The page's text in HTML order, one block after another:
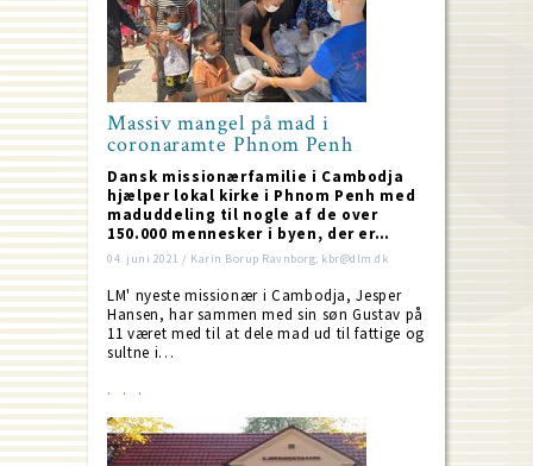
Massiv mangel på mad i
coronaramte Phnom Penh
Dansk missionærfamilie i Cambodja
hjælper lokal kirke i Phnom Penh med
maduddeling til nogle af de over
150.000 mennesker i byen, der er…
04. juni 2021 / Karin Borup Ravnborg; kbr@dlm.dk
LM' nyeste missionær i Cambodja, Jesper
Hansen, har sammen med sin søn Gustav på
11 været med til at dele mad ud til fattige og
sultne i…